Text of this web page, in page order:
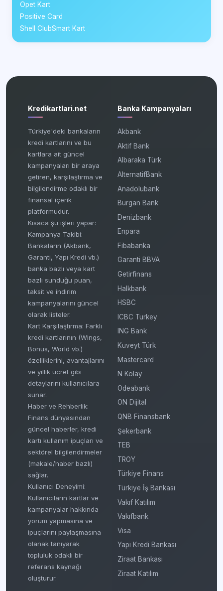
Opet Kart
Positive Card
Shell ClubSmart Kart
Kredikartlari.net
Türkiye'deki bankaların
kredi kartlarını ve bu
kartlara ait güncel
kampanyaları bir araya
getiren, karşılaştırma ve
bilgilendirme odaklı bir
finansal içerik
platformudur.
Kısaca şu işleri yapar:
Kampanya Takibi:
Bankaların (Akbank,
Garanti, Yapı Kredi vb.)
banka bazlı veya kart
bazlı sunduğu puan,
taksit ve indirim
kampanyalarını güncel
olarak listeler.
Kart Karşılaştırma: Farklı
kredi kartlarının (Wings,
Bonus, World vb.)
özelliklerini, avantajlarını
ve yıllık ücret gibi
detaylarını kullanıcılara
sunar.
Haber ve Rehberlik:
Finans dünyasından
güncel haberler, kredi
kartı kullanım ipuçları ve
sektörel bilgilendirmeler
(makale/haber bazlı)
sağlar.
Kullanıcı Deneyimi:
Kullanıcıların kartlar ve
kampanyalar hakkında
yorum yapmasına ve
ipuçlarını paylaşmasına
olanak tanıyarak
topluluk odaklı bir
referans kaynağı
oluşturur.
Banka Kampanyaları
Akbank
Aktif Bank
Albaraka Türk
AlternatifBank
Anadolubank
Burgan Bank
Denizbank
Enpara
Fibabanka
Garanti BBVA
Getirfinans
Halkbank
HSBC
ICBC Turkey
ING Bank
Kuveyt Türk
Mastercard
N Kolay
Odeabank
ON Dijital
QNB Finansbank
Şekerbank
TEB
TROY
Türkiye Finans
Türkiye İş Bankası
Vakıf Katılım
Vakıfbank
Visa
Yapı Kredi Bankası
Ziraat Bankası
Ziraat Katılım